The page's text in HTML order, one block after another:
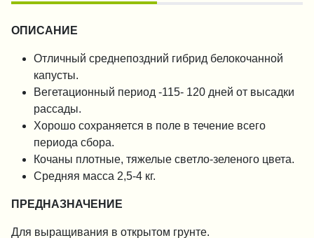
ОПИСАНИЕ
Отличный cреднепоздний гибрид белокочанной
капусты.
Вегетационный период -115- 120 дней от высадки
рассады.
Хорошо сохраняется в поле в течение всего
периода сбора.
Кочаны плотные, тяжелые светло-зеленого цвета.
Средняя масса 2,5-4 кг.
ПРЕДНАЗНАЧЕНИЕ
Для выращивания в открытом грунте.